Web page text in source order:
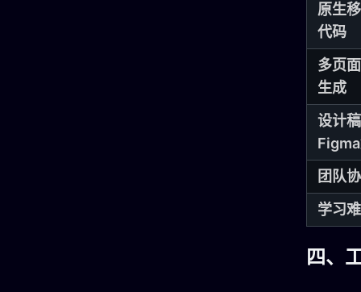
原生
代码
多页
生成
设计稿
团队
学习
四、